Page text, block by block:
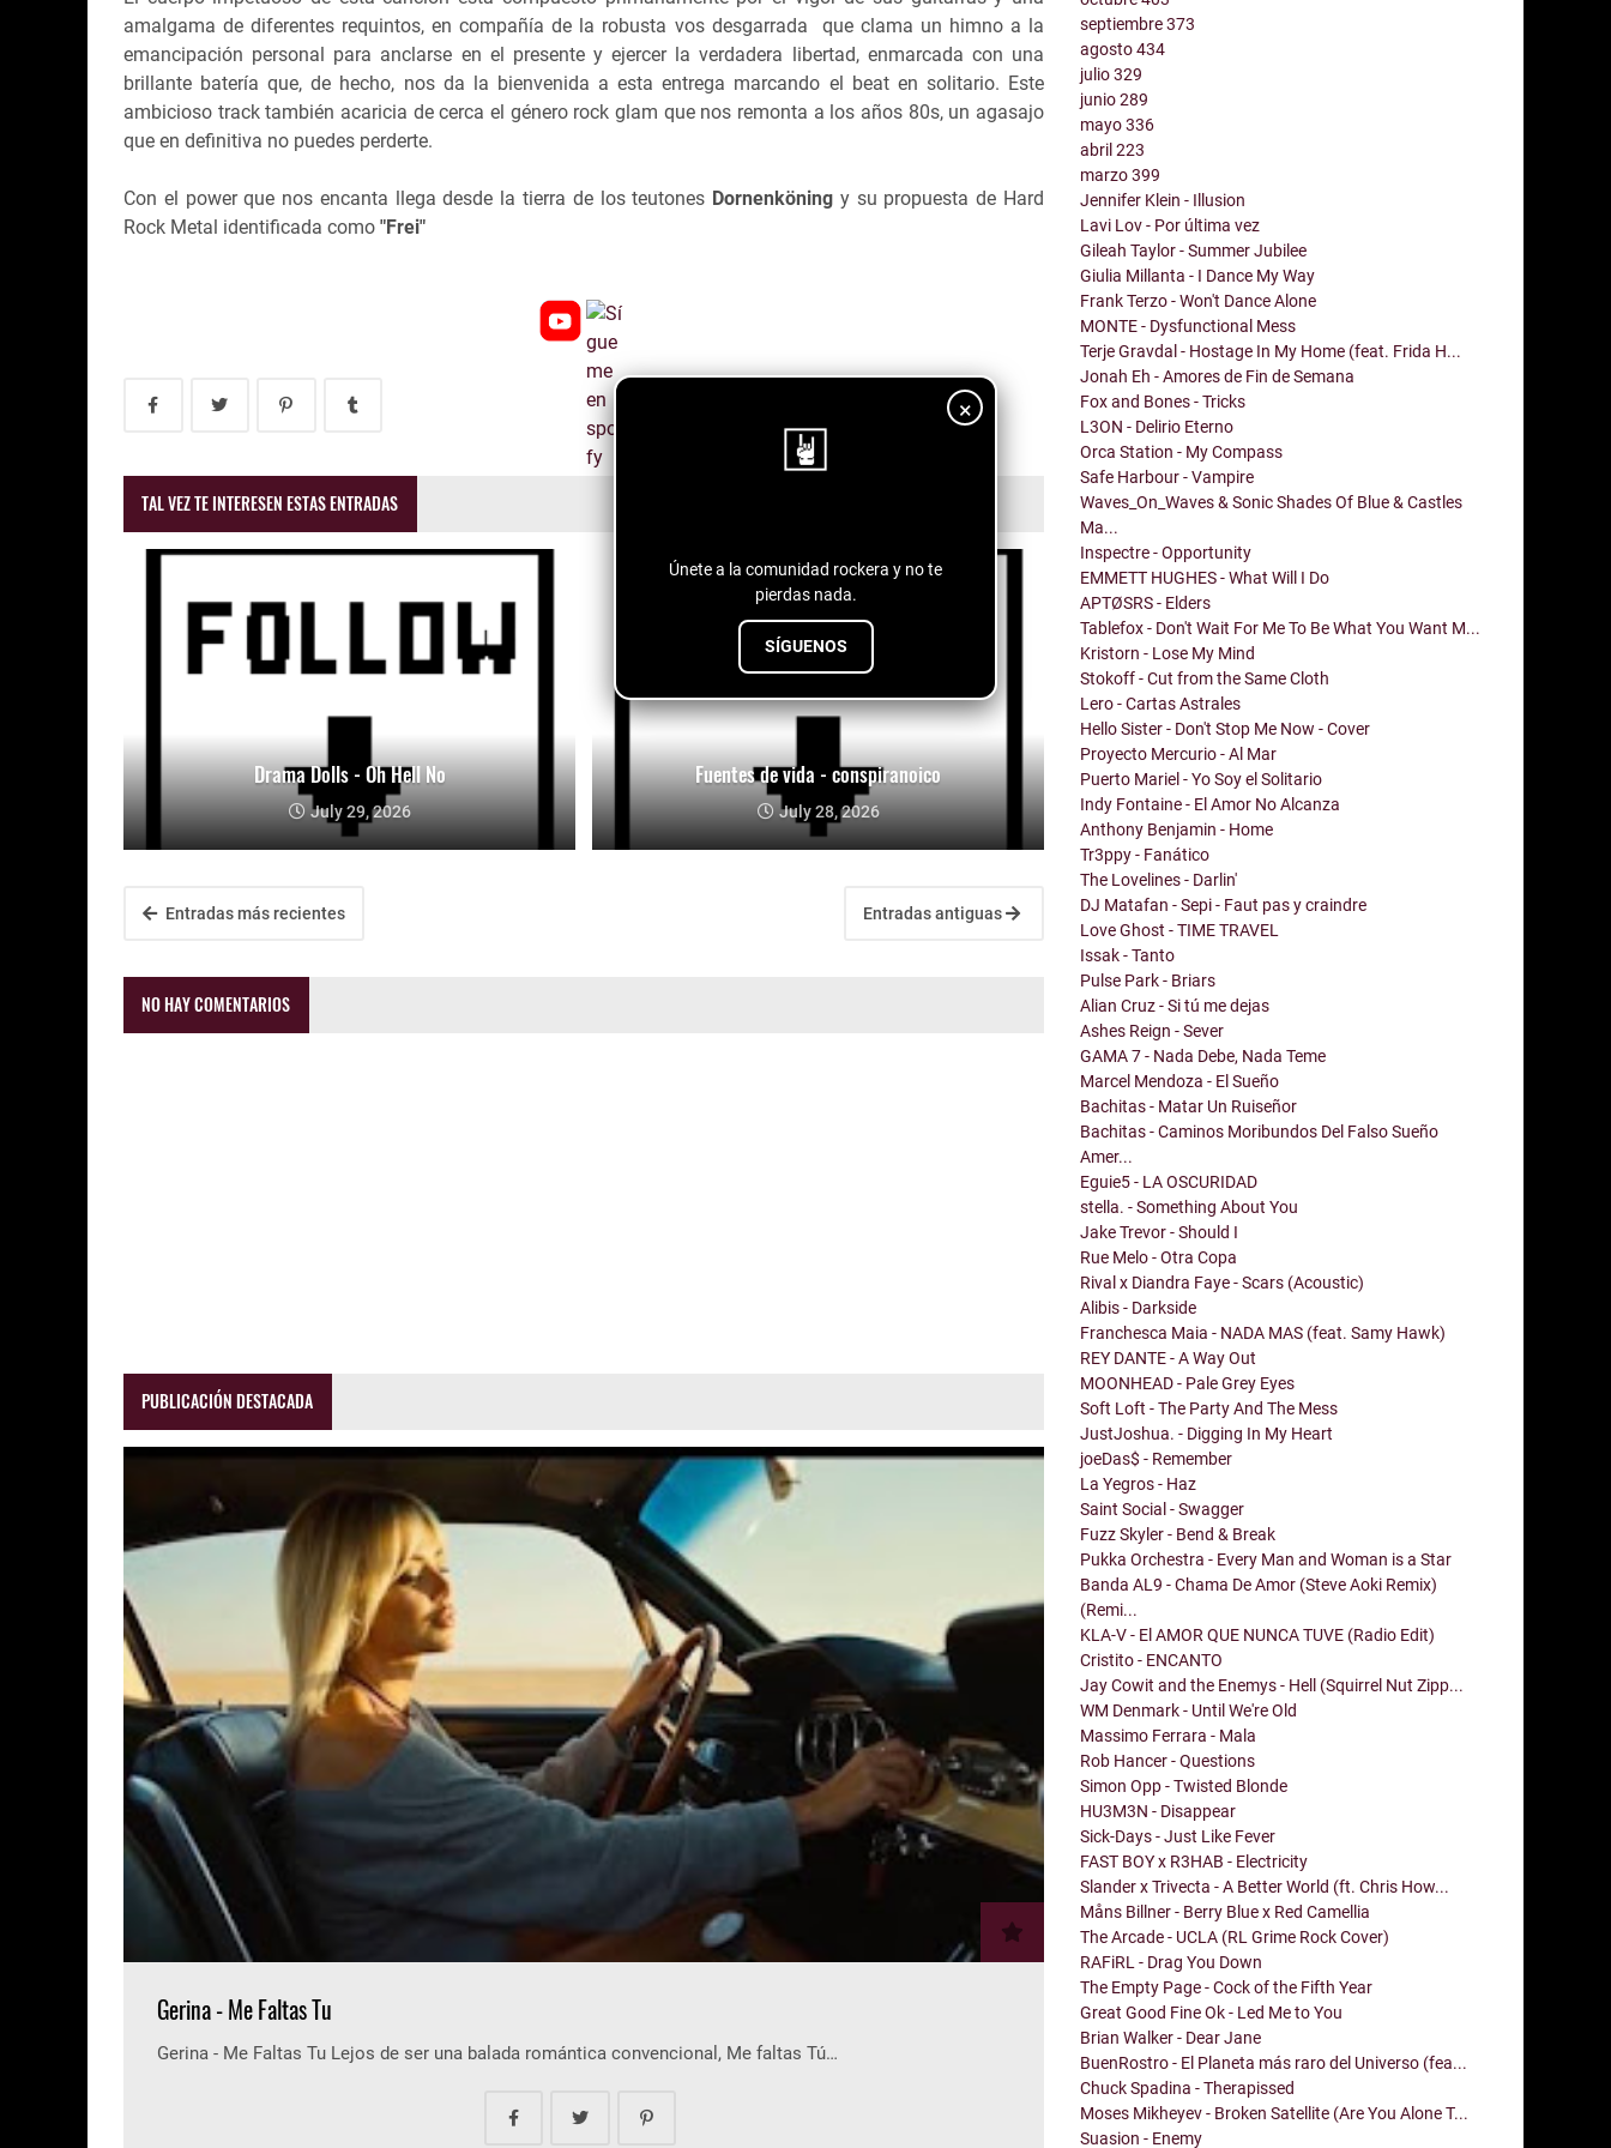
×
Únete a la comunidad rockera y no te
pierdas nada.
SÍGUENOS
amalgama de diferentes requintos, en compañía de la robusta vos desgarrada que clama un himno a la
emancipación personal para anclarse en el presente y ejercer la verdadera libertad, enmarcada con una
brillante batería que, de hecho, nos da la bienvenida a esta entrega marcando el beat en solitario. Este
ambicioso track también acaricia de cerca el género rock glam que nos remonta a los años 80s, un agasajo
que en definitiva no puedes perderte.
Con el power que nos encanta llega desde la tierra de los teutones Dornenköning y su propuesta de Hard
Rock Metal identificada como "Frei"
TAL VEZ TE INTERESEN ESTAS ENTRADAS
Drama Dolls - Oh Hell No
July 29, 2026
Fuentes de vida - conspiranoico
July 28, 2026
Entradas más recientes Entradas antiguas
NO HAY COMENTARIOS
PUBLICACIÓN DESTACADA
Gerina - Me Faltas Tu
Gerina - Me Faltas Tu Lejos de ser una balada romántica convencional, Me faltas Tú…
septiembre373
agosto434
julio329
junio289
mayo336
abril223
marzo399
Jennifer Klein - Illusion
Lavi Lov - Por última vez
Gileah Taylor - Summer Jubilee
Giulia Millanta - I Dance My Way
Frank Terzo - Won't Dance Alone
MONTE - Dysfunctional Mess
Terje Gravdal - Hostage In My Home (feat. Frida H...
Jonah Eh - Amores de Fin de Semana
Fox and Bones - Tricks
L3ON - Delirio Eterno
Orca Station - My Compass
Safe Harbour - Vampire
Waves_On_Waves & Sonic Shades Of Blue & Castles
Ma...
Inspectre - Opportunity
EMMETT HUGHES - What Will I Do
APTØSRS - Elders
Tablefox - Don't Wait For Me To Be What You Want M...
Kristorn - Lose My Mind
Stokoff - Cut from the Same Cloth
Lero - Cartas Astrales
Hello Sister - Don't Stop Me Now - Cover
Proyecto Mercurio - Al Mar
Puerto Mariel - Yo Soy el Solitario
Indy Fontaine - El Amor No Alcanza
Anthony Benjamin - Home
Tr3ppy - Fanático
The Lovelines - Darlin'
DJ Matafan - Sepi - Faut pas y craindre
Love Ghost - TIME TRAVEL
Issak - Tanto
Pulse Park - Briars
Alian Cruz - Si tú me dejas
Ashes Reign - Sever
GAMA 7 - Nada Debe, Nada Teme
Marcel Mendoza - El Sueño
Bachitas - Matar Un Ruiseñor
Bachitas - Caminos Moribundos Del Falso Sueño
Amer...
Eguie5 - LA OSCURIDAD
stella. - Something About You
Jake Trevor - Should I
Rue Melo - Otra Copa
Rival x Diandra Faye - Scars (Acoustic)
Alibis - Darkside
Franchesca Maia - NADA MAS (feat. Samy Hawk)
REY DANTE - A Way Out
MOONHEAD - Pale Grey Eyes
Soft Loft - The Party And The Mess
JustJoshua. - Digging In My Heart
joeDas$ - Remember
La Yegros - Haz
Saint Social - Swagger
Fuzz Skyler - Bend & Break
Pukka Orchestra - Every Man and Woman is a Star
Banda AL9 - Chama De Amor (Steve Aoki Remix)
(Remi...
KLA-V - El AMOR QUE NUNCA TUVE (Radio Edit)
Cristito - ENCANTO
Jay Cowit and the Enemys - Hell (Squirrel Nut Zipp...
WM Denmark - Until We're Old
Massimo Ferrara - Mala
Rob Hancer - Questions
Simon Opp - Twisted Blonde
HU3M3N - Disappear
Sick-Days - Just Like Fever
FAST BOY x R3HAB - Electricity
Slander x Trivecta - A Better World (ft. Chris How...
Måns Billner - Berry Blue x Red Camellia
The Arcade - UCLA (RL Grime Rock Cover)
RAFiRL - Drag You Down
The Empty Page - Cock of the Fifth Year
Great Good Fine Ok - Led Me to You
Brian Walker - Dear Jane
BuenRostro - El Planeta más raro del Universo (fea...
Chuck Spadina - Therapissed
Moses Mikheyev - Broken Satellite (Are You Alone T...
Suasion - Enemy